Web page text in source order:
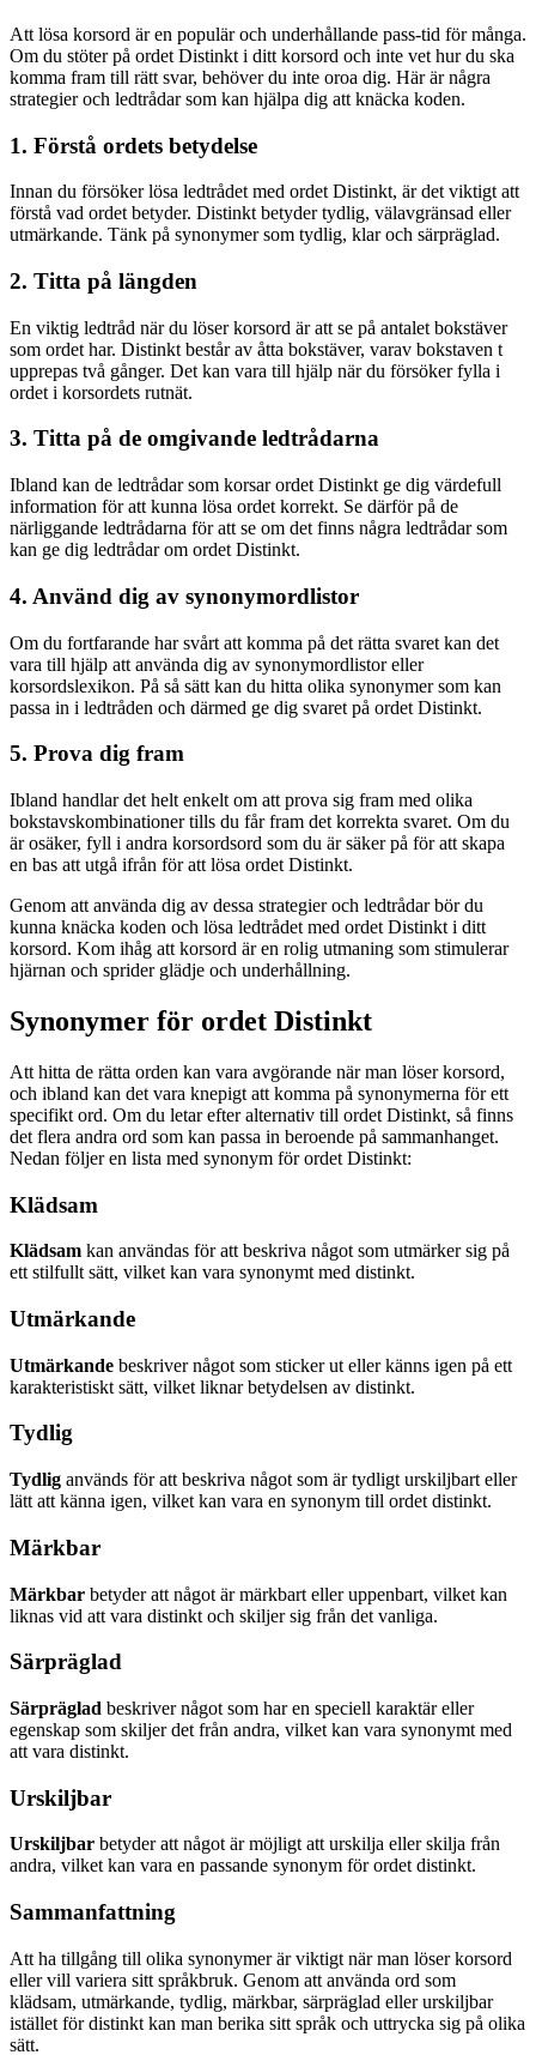
Att lösa korsord är en populär och underhållande pass-tid för många.
Om du stöter på ordet Distinkt i ditt korsord och inte vet hur du ska
komma fram till rätt svar, behöver du inte oroa dig. Här är några
strategier och ledtrådar som kan hjälpa dig att knäcka koden.
1. Förstå ordets betydelse
Innan du försöker lösa ledtrådet med ordet Distinkt, är det viktigt att
förstå vad ordet betyder. Distinkt betyder tydlig, välavgränsad eller
utmärkande. Tänk på synonymer som tydlig, klar och särpräglad.
2. Titta på längden
En viktig ledtråd när du löser korsord är att se på antalet bokstäver
som ordet har. Distinkt består av åtta bokstäver, varav bokstaven t
upprepas två gånger. Det kan vara till hjälp när du försöker fylla i
ordet i korsordets rutnät.
3. Titta på de omgivande ledtrådarna
Ibland kan de ledtrådar som korsar ordet Distinkt ge dig värdefull
information för att kunna lösa ordet korrekt. Se därför på de
närliggande ledtrådarna för att se om det finns några ledtrådar som
kan ge dig ledtrådar om ordet Distinkt.
4. Använd dig av synonymordlistor
Om du fortfarande har svårt att komma på det rätta svaret kan det
vara till hjälp att använda dig av synonymordlistor eller
korsordslexikon. På så sätt kan du hitta olika synonymer som kan
passa in i ledtråden och därmed ge dig svaret på ordet Distinkt.
5. Prova dig fram
Ibland handlar det helt enkelt om att prova sig fram med olika
bokstavskombinationer tills du får fram det korrekta svaret. Om du
är osäker, fyll i andra korsordsord som du är säker på för att skapa
en bas att utgå ifrån för att lösa ordet Distinkt.
Genom att använda dig av dessa strategier och ledtrådar bör du
kunna knäcka koden och lösa ledtrådet med ordet Distinkt i ditt
korsord. Kom ihåg att korsord är en rolig utmaning som stimulerar
hjärnan och sprider glädje och underhållning.
Synonymer för ordet Distinkt
Att hitta de rätta orden kan vara avgörande när man löser korsord,
och ibland kan det vara knepigt att komma på synonymerna för ett
specifikt ord. Om du letar efter alternativ till ordet Distinkt, så finns
det flera andra ord som kan passa in beroende på sammanhanget.
Nedan följer en lista med synonym för ordet Distinkt:
Klädsam
Klädsam kan användas för att beskriva något som utmärker sig på
ett stilfullt sätt, vilket kan vara synonymt med distinkt.
Utmärkande
Utmärkande beskriver något som sticker ut eller känns igen på ett
karakteristiskt sätt, vilket liknar betydelsen av distinkt.
Tydlig
Tydlig används för att beskriva något som är tydligt urskiljbart eller
lätt att känna igen, vilket kan vara en synonym till ordet distinkt.
Märkbar
Märkbar betyder att något är märkbart eller uppenbart, vilket kan
liknas vid att vara distinkt och skiljer sig från det vanliga.
Särpräglad
Särpräglad beskriver något som har en speciell karaktär eller
egenskap som skiljer det från andra, vilket kan vara synonymt med
att vara distinkt.
Urskiljbar
Urskiljbar betyder att något är möjligt att urskilja eller skilja från
andra, vilket kan vara en passande synonym för ordet distinkt.
Sammanfattning
Att ha tillgång till olika synonymer är viktigt när man löser korsord
eller vill variera sitt språkbruk. Genom att använda ord som
klädsam, utmärkande, tydlig, märkbar, särpräglad eller urskiljbar
istället för distinkt kan man berika sitt språk och uttrycka sig på olika
sätt.